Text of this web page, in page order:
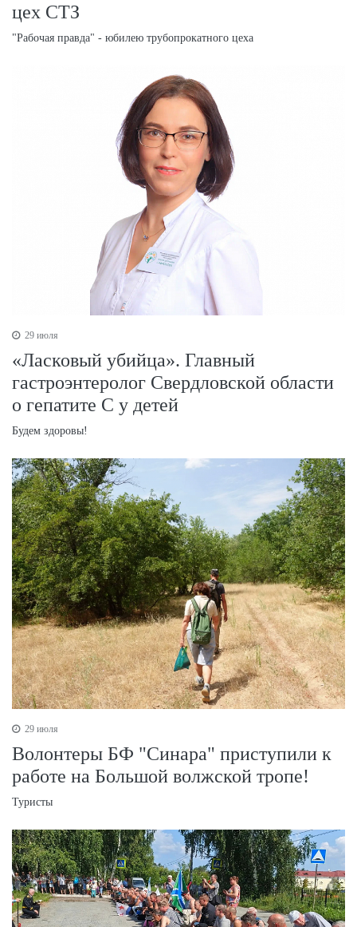
цех СТЗ
"Рабочая правда" - юбилею трубопрокатного цеха
29 июля
«Ласковый убийца». Главный
гастроэнтеролог Свердловской области
о гепатите С у детей
Будем здоровы!
29 июля
Волонтеры БФ "Синара" приступили к
работе на Большой волжской тропе!
Туристы